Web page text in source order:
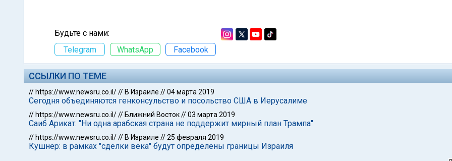
Будьте с нами:
Telegram
WhatsApp Facebook
ССЫЛКИ ПО ТЕМЕ
// https://www.newsru.co.il/// В Израиле //04 марта 2019
Сегодня объединяются генконсульство и посольство США в Иерусалиме
// https://www.newsru.co.il/// Ближний Восток//03 марта 2019
Саиб Арикат: "Ни одна арабская страна не поддержит мирный план Трампа"
// https://www.newsru.co.il/// В Израиле //25 февраля 2019
Кушнер: в рамках "сделки века" будут определены границы Израиля